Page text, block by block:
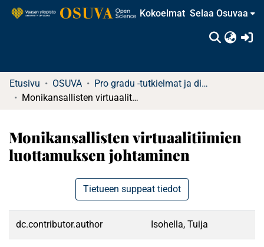
Kokoelmat Selaa Osuvaa
Etusivu OSUVA
Pro gradu -tutkielmat ja diplomityöt
Monikansallisten virtuaalitiimien luottamuksen johtaminen
Monikansallisten virtuaalitiimien
luottamuksen johtaminen
Tietueen suppeat tiedot
dc.contributor.author Isohella, Tuija